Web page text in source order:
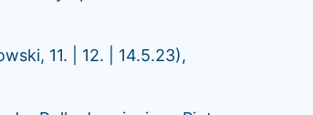
11. | 12. | 14.5.23),